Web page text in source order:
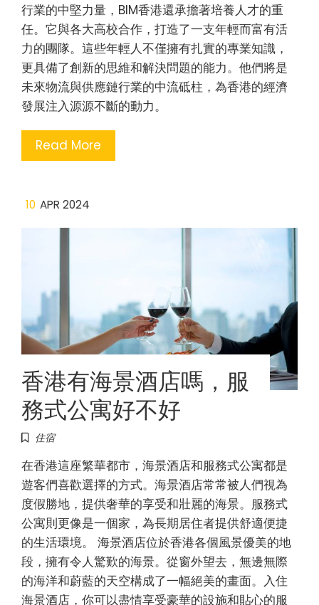
行業的中堅力量，BIM香港還承擔著培養人才的重
任。它與各大高校合作，打造了一支年輕而富有活
力的團隊。這些年輕人不僅擁有扎實的專業知識，
更具備了創新的思維和解決問題的能力。他們將是
未來物流與供應鏈行業的中流砥柱，為香港的經濟
發展注入源源不斷的動力。
Read More
10 APR 2024
香港有海景酒店嗎，服
務式公寓好不好
住宿
在香港這座繁華都市，海景酒店和服務式公寓都是
遊客們喜歡選擇的方式。海景酒店常常被人們視為
度假勝地，提供奢華的享受和壯麗的海景。服務式
公寓則更像是一個家，為長期居住者提供舒適便捷
的生活環境。 海景酒店位於香港各個風景優美的地
段，擁有令人驚歎的海景。從窗外望去，無邊無際
的海洋和蔚藍的天空構成了一幅絕美的畫面。入住
海景酒店，你可以盡情享受豪華的設施和貼心的服